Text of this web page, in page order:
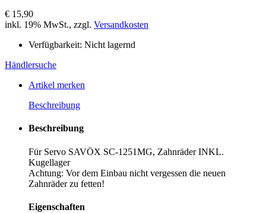
€ 15,90
inkl. 19% MwSt., zzgl. Versandkosten
Verfügbarkeit: Nicht lagernd
Händlersuche
Artikel merken
Beschreibung
Beschreibung
Für Servo SAVÖX SC-1251MG, Zahnräder INKL.
Kugellager
Achtung: Vor dem Einbau nicht vergessen die neuen
Zahnräder zu fetten!
Eigenschaften